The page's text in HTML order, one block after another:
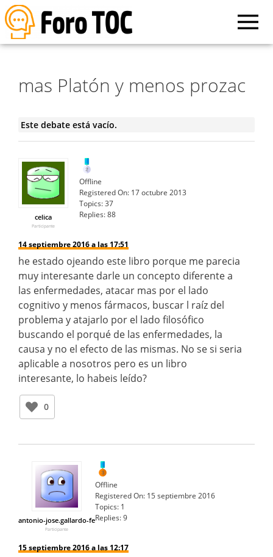
mas Platón y menos prozac
Este debate está vacío.
celica
Participante
Offline
Registered On: 17 octubre 2013
Topics:37
Replies:88
14 septiembre 2016 a las 17:51
he estado ojeando este libro porque me parecia
muy interesante darle un concepto diferente a
las enfermedades, atacar mas por el lado
cognitivo y menos fármacos, buscar l raíz del
problema y atajarlo por el lado filosófico
buscando el porqué de las enfermedades, la
causa y no el efecto de las mismas. No se si seria
aplicable a nosotros pero es un libro
interesante, lo habeis leído?
0
antonio-jose.gallardo-fe
Participante
Offline
Registered On: 15 septiembre 2016
Topics: 1
Replies:9
15 septiembre 2016 a las 12:17